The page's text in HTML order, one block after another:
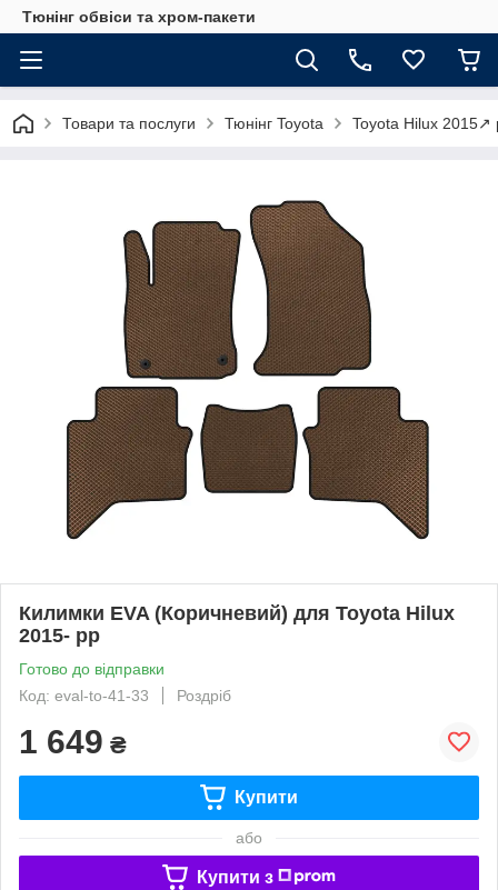
Тюнінг обвіси та хром-пакети
Товари та послуги Тюнінг Toyota Toyota Hilux 2015↗
Килимки EVA (Коричневий) для Toyota Hilux
2015- рр
Готово до відправки
Код: eval-to-41-33
Роздріб
1 649 ₴
Купити
або
Купити з